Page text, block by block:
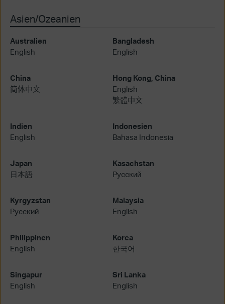
Asien/Ozeanien
Australien
English
Bangladesh
English
China
简体中文
Hong Kong, China
English
繁體中文
Indien
English
Indonesien
Bahasa Indonesia
Japan
日本語
Kasachstan
Русский
Kyrgyzstan
Русский
Malaysia
English
Philippinen
English
Korea
한국어
Singapur
English
Sri Lanka
English